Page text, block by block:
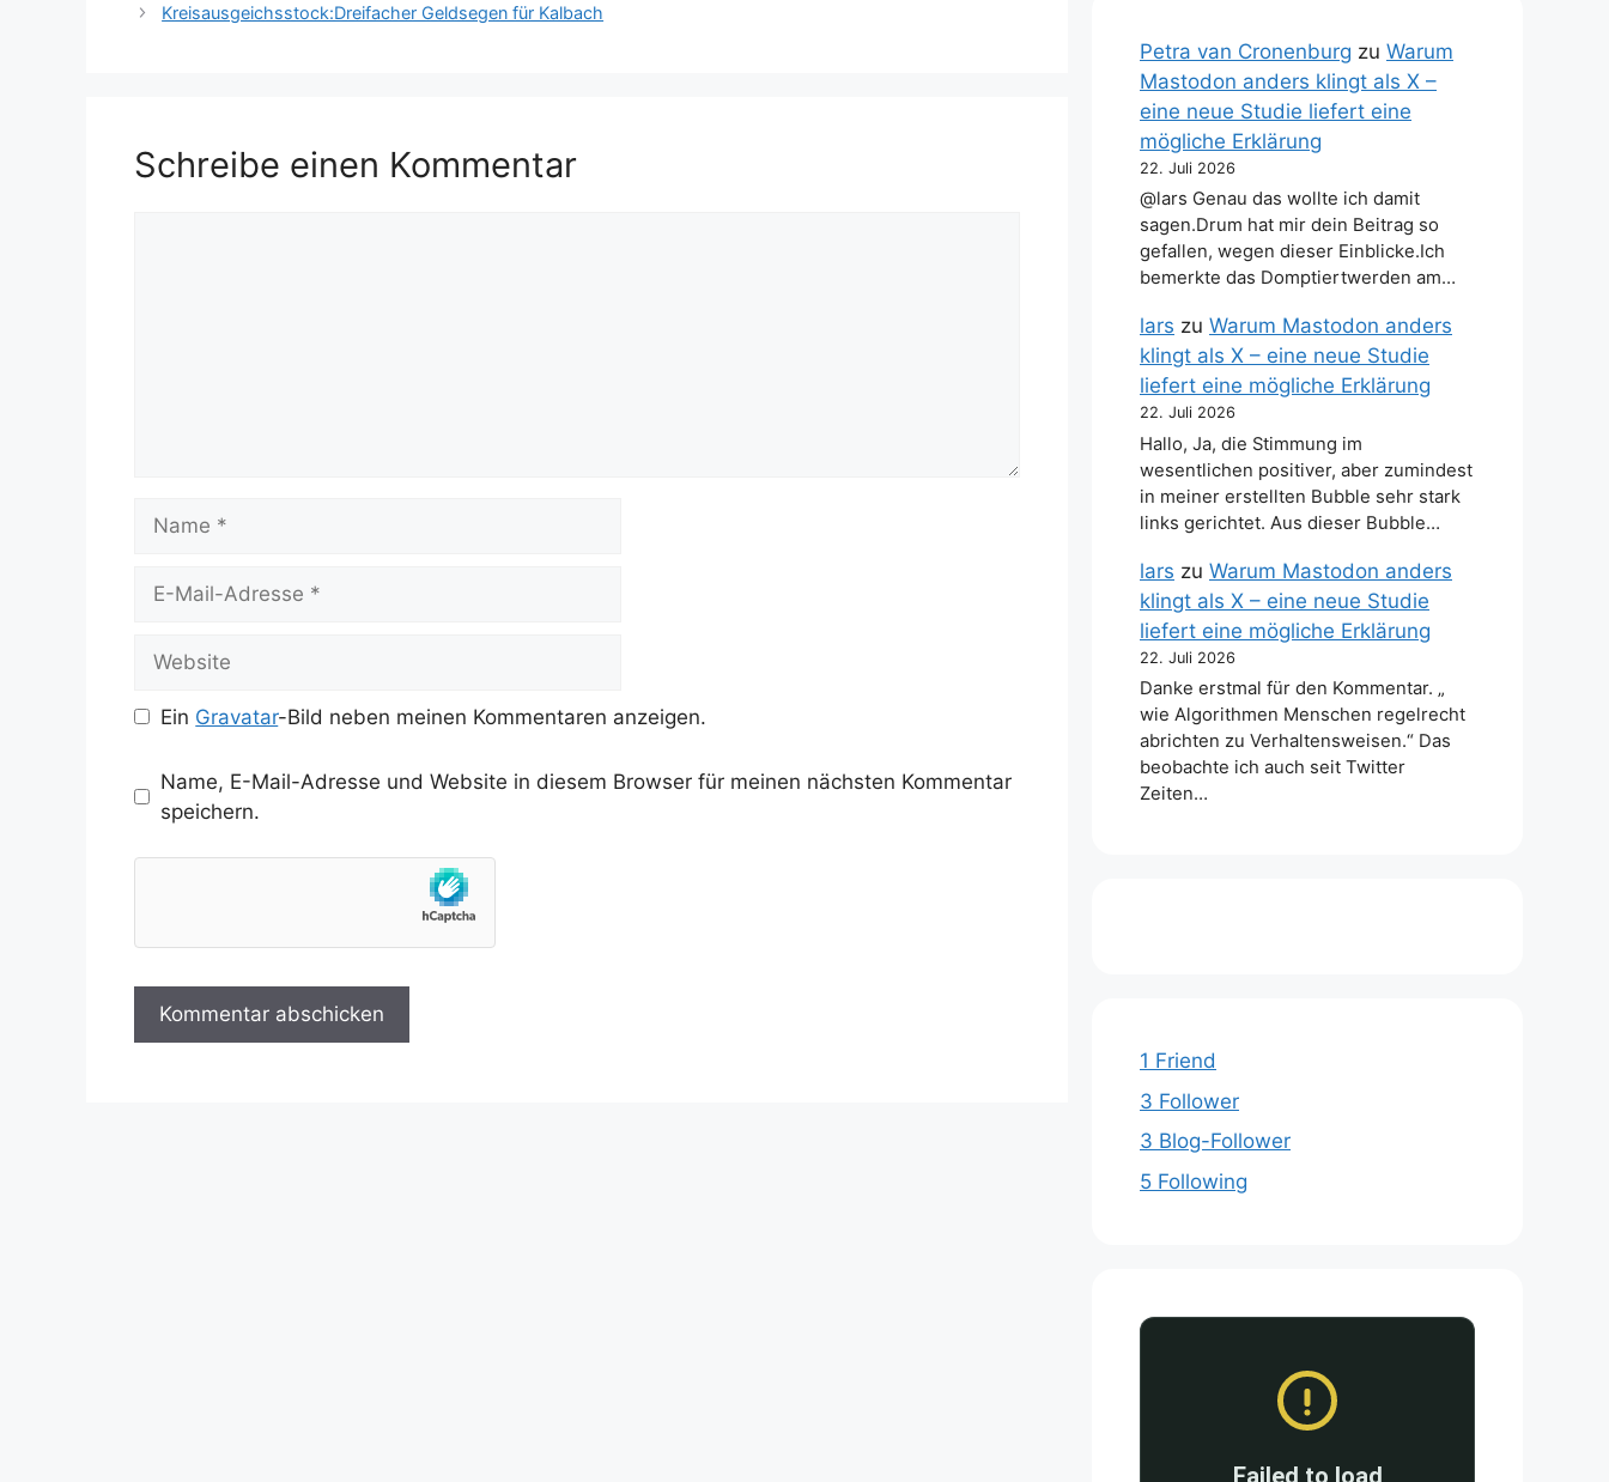
Kreisausgeichsstock:Dreifacher Geldsegen für Kalbach
Schreibe einen Kommentar
Name
Website
Ein Gravatar-Bild neben meinen Kommentaren anzeigen.
Name, E-Mail-Adresse und Website in diesem Browser für meinen nächsten Kommentar
speichern.
Petra van Cronenburg zu Warum
Mastodon anders klingt als X –
eine neue Studie liefert eine
mögliche Erklärung
22. Juli 2026
@lars Genau das wollte ich damit
sagen.Drum hat mir dein Beitrag so
gefallen, wegen dieser Einblicke.Ich
bemerkte das Domptiertwerden am…
lars zu Warum Mastodon anders
klingt als X – eine neue Studie
liefert eine mögliche Erklärung
22. Juli 2026
Hallo, Ja, die Stimmung im
wesentlichen positiver, aber zumindest
in meiner erstellten Bubble sehr stark
links gerichtet. Aus dieser Bubble…
lars zu Warum Mastodon anders
klingt als X – eine neue Studie
liefert eine mögliche Erklärung
22. Juli 2026
Danke erstmal für den Kommentar. „
wie Algorithmen Menschen regelrecht
abrichten zu Verhaltensweisen.“ Das
beobachte ich auch seit Twitter
Zeiten…
1 Friend
3 Follower
3 Blog-Follower
5 Following